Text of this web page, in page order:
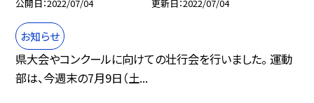
公開日 2022/07/04 更新日 2022/07/04
お知らせ
県大会やコンクールに向けての壮行会を行いました。 運動
部は、今週末の7月9日（土...